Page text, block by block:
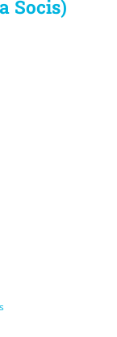
Socis)